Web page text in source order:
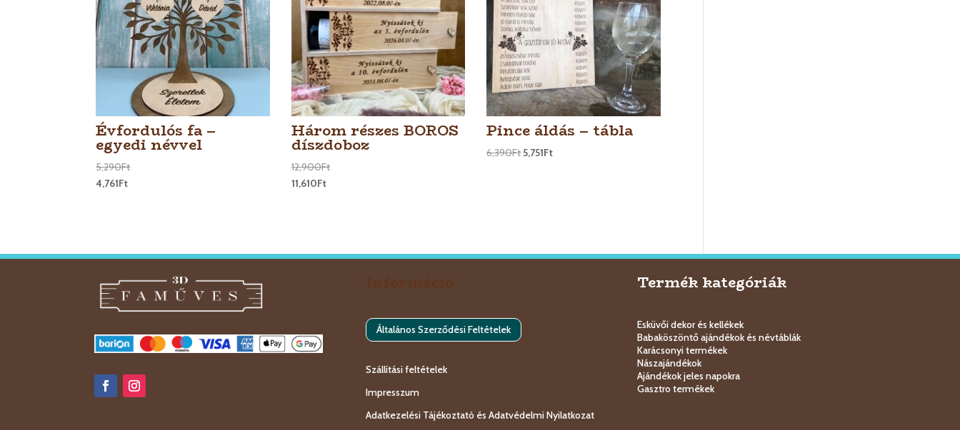
Évfordulós fa –
egyedi névvel
5,290Ft
4,761Ft
Három részes BOROS
díszdoboz
12,900Ft
11,610Ft
Pince áldás – tábla
6,390Ft5,751Ft
Információ
Általános Szerződési Feltételek
Szállítási feltételek
Impresszum
Adatkezelési Tájékoztató és Adatvédelmi Nyilatkozat
Termék kategóriák
Esküvői dekor és kellékek
Babaköszöntő ajándékok és névtáblák
Karácsonyi termékek
Nászajándékok
Ajándékok jeles napokra
Gasztro termékek